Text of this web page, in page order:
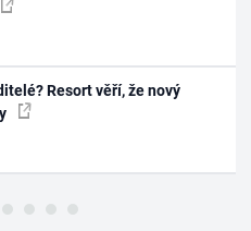
Resort věří, že nový